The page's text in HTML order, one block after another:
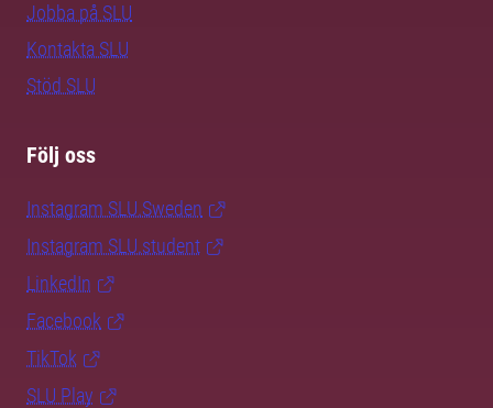
Jobba på SLU
Kontakta SLU
Stöd SLU
Följ oss
Instagram SLU.Sweden
Instagram SLU.student
LinkedIn
Facebook
TikTok
SLU Play